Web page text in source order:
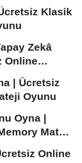
Klasik
Zekâ
Online
| Ücretsiz
Oyunu
Oyna |
Match
Online